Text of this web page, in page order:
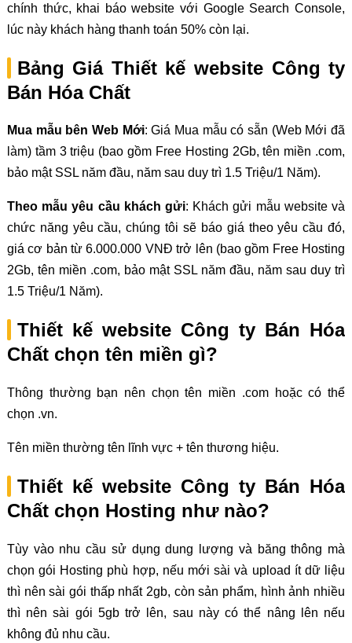
chính thức, khai báo website với Google Search Console,
lúc này khách hàng thanh toán 50% còn lại.
Bảng Giá Thiết kế website Công ty
Bán Hóa Chất
Mua mẫu bên Web Mới: Giá Mua mẫu có sẵn (Web Mới đã
làm) tầm 3 triệu (bao gồm Free Hosting 2Gb, tên miền .com,
bảo mật SSL năm đầu, năm sau duy trì 1.5 Triệu/1 Năm).
Theo mẫu yêu cầu khách gửi: Khách gửi mẫu website và
chức năng yêu cầu, chúng tôi sẽ báo giá theo yêu cầu đó,
giá cơ bản từ 6.000.000 VNĐ trở lên (bao gồm Free Hosting
2Gb, tên miền .com, bảo mật SSL năm đầu, năm sau duy trì
1.5 Triệu/1 Năm).
Thiết kế website Công ty Bán Hóa
Chất chọn tên miền gì?
Thông thường bạn nên chọn tên miền .com hoặc có thể
chọn .vn.
Tên miền thường tên lĩnh vực + tên thương hiệu.
Thiết kế website Công ty Bán Hóa
Chất chọn Hosting như nào?
Tùy vào nhu cầu sử dụng dung lượng và băng thông mà
chọn gói Hosting phù hợp, nếu mới sài và upload ít dữ liệu
thì nên sài gói thấp nhất 2gb, còn sản phẩm, hình ảnh nhiều
thì nên sài gói 5gb trở lên, sau này có thể nâng lên nếu
không đủ nhu cầu.